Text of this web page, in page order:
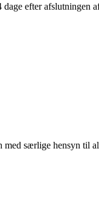
efter afslutningen
med særlige hensyn til